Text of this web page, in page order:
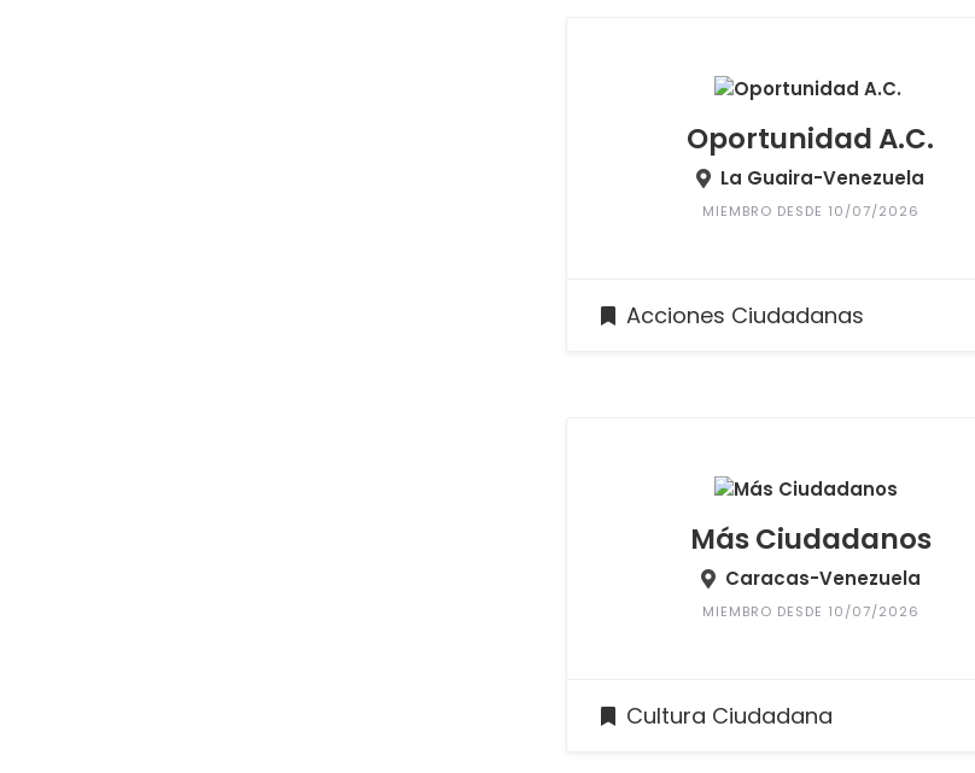
Oportunidad A.C.
La Guaira-Venezuela
MIEMBRO DESDE 10/07/2026
Acciones Ciudadanas
Más Ciudadanos
Caracas-Venezuela
MIEMBRO DESDE 10/07/2026
Cultura Ciudadana